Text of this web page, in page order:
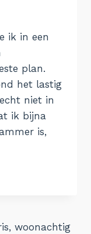
ik in een
plan.
het lastig
niet in
ik bijna
is,
woonachtig